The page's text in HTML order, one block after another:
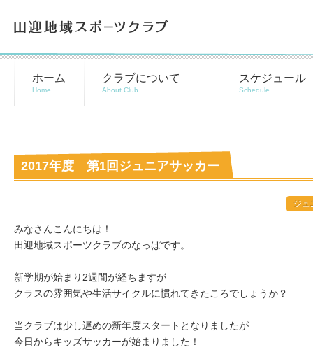
ホーム クラブについて スケジュール
2017年度 第1回ジュニアサッカー
ジュ
みなさんこんにちは！
田迎地域スポーツクラブのなっぱです。
新学期が始まり2週間が経ちますが
クラスの雰囲気や生活サイクルに慣れてきたころでしょうか？
当クラブは少し遅めの新年度スタートとなりましたが
今日からキッズサッカーが始まりました！